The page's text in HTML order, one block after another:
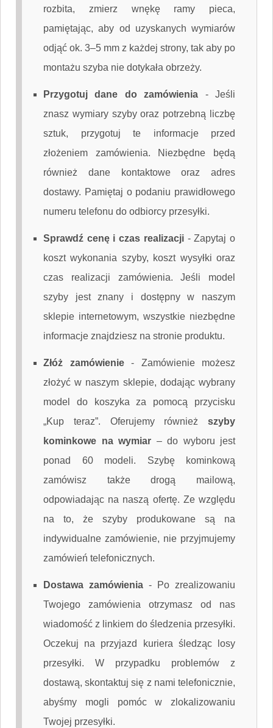
rozbita, zmierz wnękę ramy pieca,
pamiętając, aby od uzyskanych wymiarów
odjąć ok. 3–5 mm z każdej strony, tak aby po
montażu szyba nie dotykała obrzeży.
Przygotuj dane do zamówienia -Jeśli
znasz wymiary szyby oraz potrzebną liczbę
sztuk, przygotuj te informacje przed
złożeniem zamówienia. Niezbędne będą
również dane kontaktowe oraz adres
dostawy. Pamiętaj o podaniu prawidłowego
numeru telefonu do odbiorcy przesyłki.
Sprawdź cenę i czas realizacji-Zapytaj o
koszt wykonania szyby, koszt wysyłki oraz
czas realizacji zamówienia. Jeśli model
szyby jest znany i dostępny w naszym
sklepie internetowym, wszystkie niezbędne
informacje znajdziesz na stronie produktu.
Złóż zamówienie- Zamówienie możesz
złożyć w naszym sklepie, dodając wybrany
model do koszyka za pomocą przycisku
„Kup teraz”. Oferujemy również szyby
kominkowe na wymiar – do wyboru jest
ponad 60 modeli. Szybę kominkową
zamówisz także drogą mailową,
odpowiadając na naszą ofertę. Ze względu
na to, że szyby produkowane są na
indywidualne zamówienie, nie przyjmujemy
zamówień telefonicznych.
Dostawa zamówienia -
Po zrealizowaniu
Twojego zamówienia otrzymasz od nas
wiadomość z linkiem do śledzenia przesyłki.
Oczekuj na przyjazd kuriera śledząc losy
przesyłki. W przypadku problemów z
dostawą, skontaktuj się z nami telefonicznie,
abyśmy mogli pomóc w zlokalizowaniu
Twojej przesyłki.